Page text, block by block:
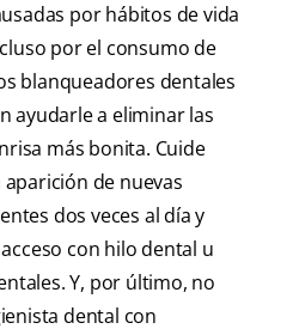
por hábitos de vida
por el consumo de
blanqueadores dentales
ayudarle a eliminar las
más bonita. Cuide
de nuevas
dos veces al día y
con hilo dental u
Y, por último, no
dental con